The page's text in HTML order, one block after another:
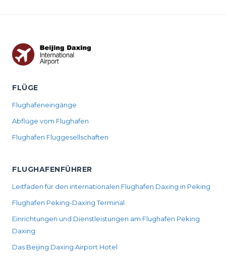
FLÜGE
Flughafeneingänge
Abflüge vom Flughafen
Flughafen Fluggesellschaften
FLUGHAFENFÜHRER
Leitfaden für den internationalen Flughafen Daxing in Peking
Flughafen Peking-Daxing Terminal
Einrichtungen und Dienstleistungen am Flughafen Peking
Daxing
Das Beijing Daxing Airport Hotel